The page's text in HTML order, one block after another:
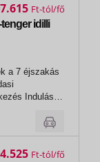
idilli
a 7 éjszakás
5.nap...
Ft
Ft